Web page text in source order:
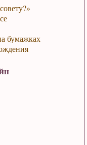
бумажках